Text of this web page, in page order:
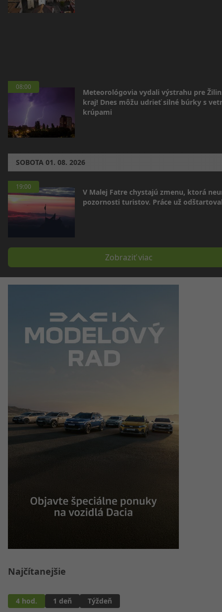
08:00
Meteorológovia vydali výstrahu pre
kraj! Dnes môžu udrieť silné búrky s
krúpami
SOBOTA 01. 08. 2026
19:00
V Malej Fatre chystajú zmenu, ktorá
pozornosti turistov. Práce už
Zobraziť viac
Najčítanejšie
4 hod. 1 deň Týždeň